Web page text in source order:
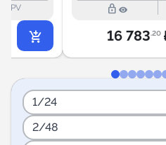
CPV lock_outline
16 783.20
1/24
2/48